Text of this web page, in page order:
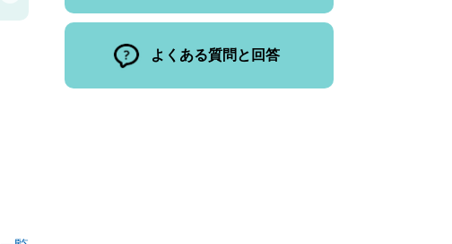
よくある質問と回答